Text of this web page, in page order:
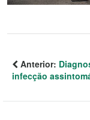
Anterior:
infecção